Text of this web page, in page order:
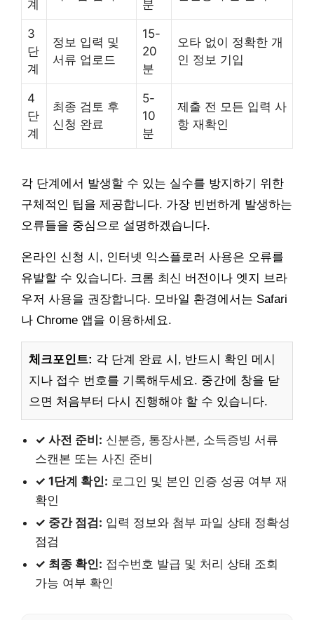
계 분
3
단
계
정보 입력 및
서류 업로드
15-
20
분
오타 없이 정확한 개
인 정보 기입
4
단
계
최종 검토 후
신청 완료
5-
10
분
제출 전 모든 입력 사
항 재확인
각 단계에서 발생할 수 있는 실수를 방지하기 위한
구체적인 팁을 제공합니다. 가장 빈번하게 발생하는
오류들을 중심으로 설명하겠습니다.
온라인 신청 시, 인터넷 익스플로러 사용은 오류를
유발할 수 있습니다. 크롬 최신 버전이나 엣지 브라
우저 사용을 권장합니다. 모바일 환경에서는 Safari
나 Chrome 앱을 이용하세요.
체크포인트: 각 단계 완료 시, 반드시 확인 메시
지나 접수 번호를 기록해두세요. 중간에 창을 닫
으면 처음부터 다시 진행해야 할 수 있습니다.
✓ 사전 준비: 신분증, 통장사본, 소득증빙 서류
스캔본 또는 사진 준비
✓ 1단계 확인: 로그인 및 본인 인증 성공 여부 재
확인
✓ 중간 점검: 입력 정보와 첨부 파일 상태 정확성
점검
✓ 최종 확인: 접수번호 발급 및 처리 상태 조회
가능 여부 확인